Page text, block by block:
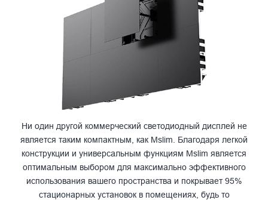
Ни один другой коммерческий светодиодный дисплей не
является таким компактным, как Mslim. Благодаря легкой
конструкции и универсальным функциям Mslim является
оптимальным выбором для максимально эффективного
использования вашего пространства и покрывает 95%
стационарных установок в помещениях, будь то